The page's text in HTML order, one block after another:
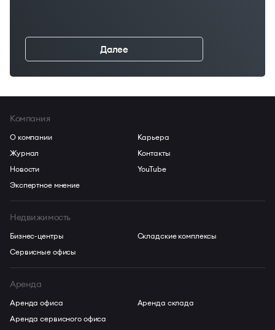
Далее
Компания
О компании
Журнал
Новости
Экспертное мнение
Карьера
Контакты
YouTube
Недвижимость
Бизнес-центры
Сервисные офисы
Складские комплексы
Аренда
Аренда офиса
Аренда сервисного офиса
Аренда склада